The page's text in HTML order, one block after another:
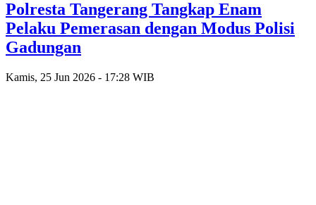
Polresta Tangerang Tangkap Enam
Pelaku Pemerasan dengan Modus Polisi
Gadungan
Kamis, 25 Jun 2026 - 17:28 WIB